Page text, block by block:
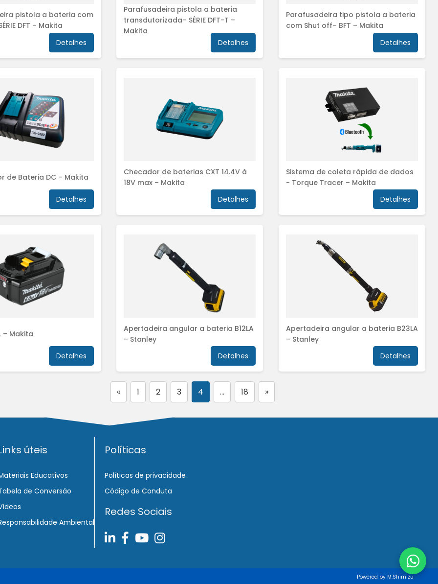
pistola a bateria com
DFT – Makita
Detalhes
Parafusadeira pistola a bateria
transdutorizada– SÉRIE DFT-T –
Makita
Detalhes
Parafusadeira tipo pistola a bateria
com Shut off– BFT – Makita
Detalhes
de Bateria DC – Makita
Detalhes
Checador de baterias CXT 14.4V à
18V max – Makita
Detalhes
Sistema de coleta rápida de dados
- Torque Tracer – Makita
Detalhes
– Makita
Detalhes
Apertadeira angular a bateria B12LA
– Stanley
Detalhes
Apertadeira angular a bateria B23LA
– Stanley
Detalhes
« 1 2 3 4 … 18 »
úteis
Educativos
de Conversão
Ambiental
Políticas
Políticas de privacidade
Código de Conduta
Redes Sociais
Powered by M.Shimizu